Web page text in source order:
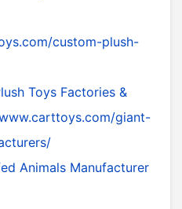
custom-plush-
Toys Factories &
giant-
Animals Manufacturer